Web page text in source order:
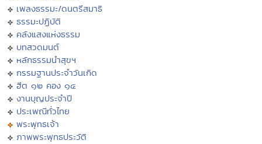
เพลงธรรมะ/ดนตรีสมาธิ
ธรรมะปฏิบัติ
คลังแสงแห่งธรรม
บทสวดมนต์
หลักธรรมนำสุขฯ
กรรมฐานประจำวันเกิด
ฮีต ๑๒ คอง ๑๔
งานบุญประจำปี
ประเพณีทั่วไทย
พระพุทธเจ้า
ภาพพระพุทธประวัติ